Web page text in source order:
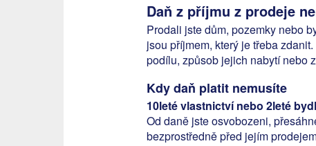
Daň z příjmu z prodeje
Prodali jste dům, pozemky nebo
jsou příjmem, který je třeba
podílu, způsob jejich nabytí nebo
Kdy daň platit nemusíte
10leté vlastnictví nebo 2leté
Od daně jste osvobozeni,
bezprostředně před jejím